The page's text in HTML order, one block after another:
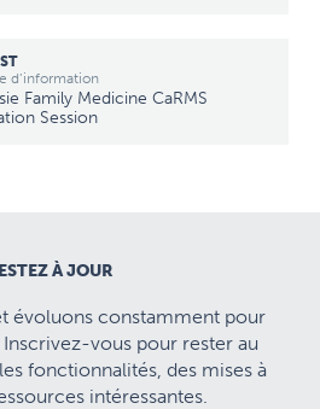
d’information
Family Medicine CaRMS
Session
À JOUR
évoluons constamment pour
vous pour rester au
fonctionnalités, des mises à
intéressantes.